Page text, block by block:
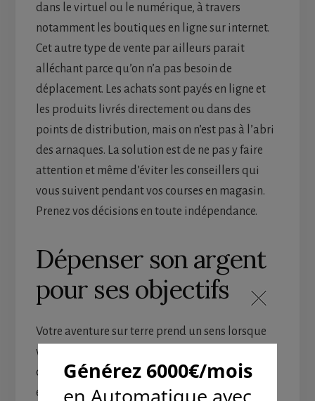
dans le virtuel ou le numérique, à travers
notamment les boutiques en ligne sur internet.
Cet autre type de vente par ailleurs parait
alléchant parce qu’on n’a pas besoin de
déplacement. Les achats sont payés en ligne et
les produits livrés directement ou dans des
points de distribution, mais on n’est pas à l’abri
des arnaques. La solution est de ne pas y faire
attention et même d’éviter les conseillers qui
vous suivent pendant vos courses en magasin.
Prenez vos décisions en toute indépendance.
Dépenser son argent
pour ses objectifs
Votre aventure sur terre prend un sens lorsque
vous travaillez pour des objectifs précis. Il s’agit
des vôtres évidemment. Essayez de les découvrir
et listez-les dans une note que vous rangerez à